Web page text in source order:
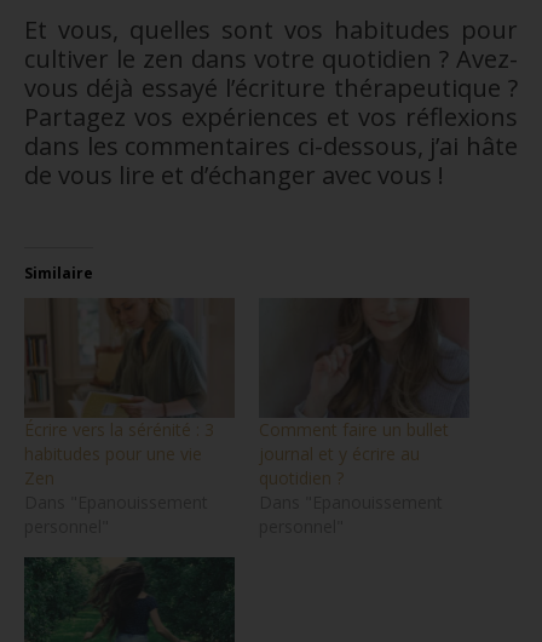
Et vous, quelles sont vos habitudes pour
cultiver le zen dans votre quotidien ? Avez-
vous déjà essayé l’écriture thérapeutique ?
Partagez vos expériences et vos réflexions
dans les commentaires ci-dessous, j’ai hâte
de vous lire et d’échanger avec vous !
Similaire
Écrire vers la sérénité : 3
habitudes pour une vie
Zen
Comment faire un bullet
journal et y écrire au
quotidien ?